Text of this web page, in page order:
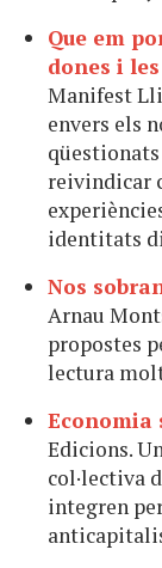
Que em
dones i
Manifest
envers els
reivindicar
identitats
Nos
Arnau
propostes
lectura
Edicions.
col·lectiva
integren